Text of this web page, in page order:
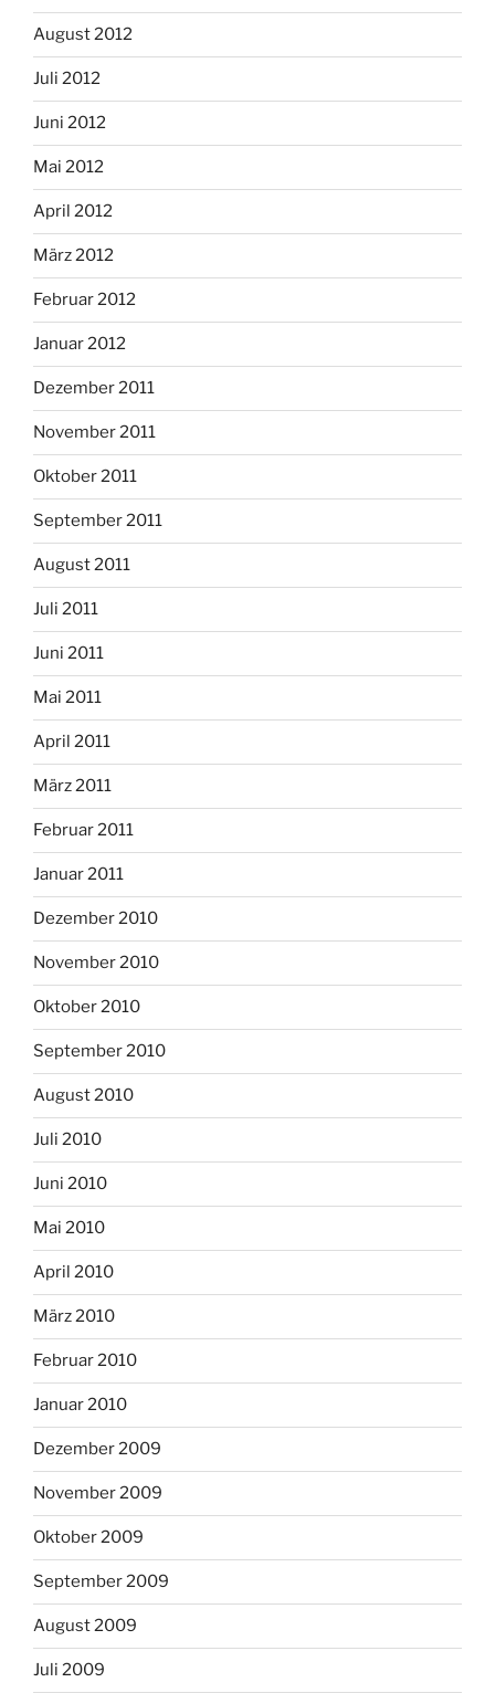
August 2012
Juli 2012
Juni 2012
Mai 2012
April 2012
März 2012
Februar 2012
Januar 2012
Dezember 2011
November 2011
Oktober 2011
September 2011
August 2011
Juli 2011
Juni 2011
Mai 2011
April 2011
März 2011
Februar 2011
Januar 2011
Dezember 2010
November 2010
Oktober 2010
September 2010
August 2010
Juli 2010
Juni 2010
Mai 2010
April 2010
März 2010
Februar 2010
Januar 2010
Dezember 2009
November 2009
Oktober 2009
September 2009
August 2009
Juli 2009